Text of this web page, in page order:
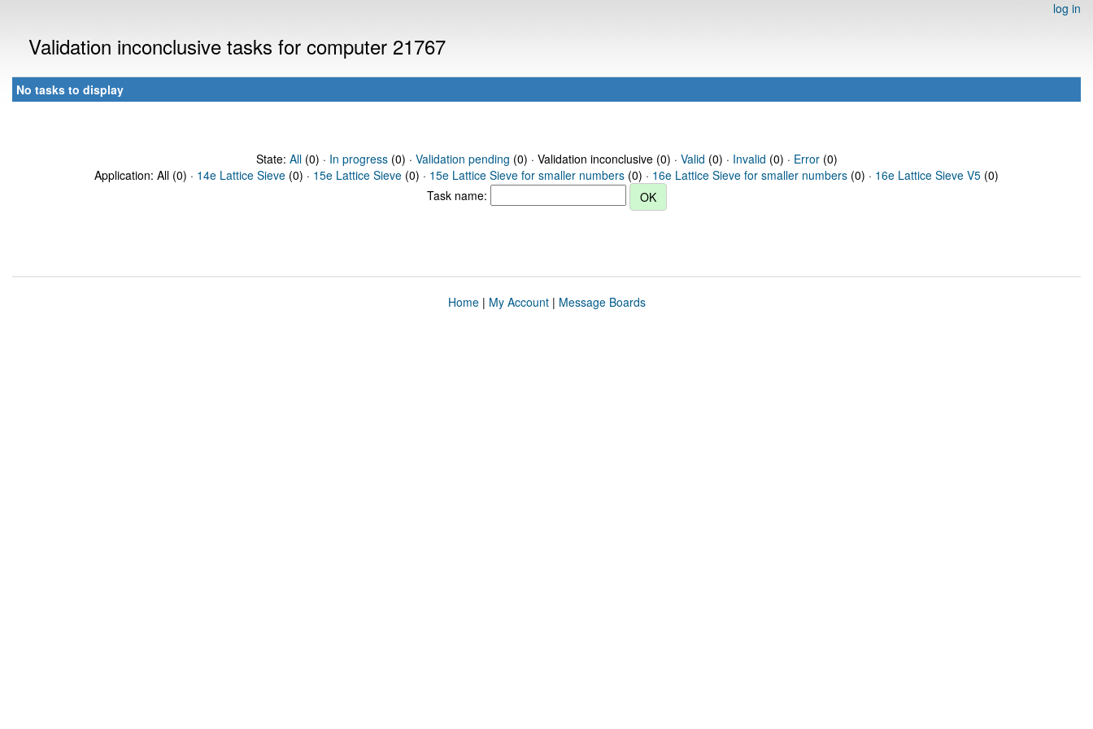
log in
Validation inconclusive tasks for computer 21767
No tasks to display
State: All(0) · In progress(0) · Validation pending (0) · Validation inconclusive (0) · Valid (0) · Invalid (0) · Error(0)
Application: All (0) · 14e Lattice Sieve (0) · 15e Lattice Sieve (0) · 15e Lattice Sieve for smaller numbers (0) · 16e Lattice Sieve for smaller numbers (0) · 16e Lattice Sieve V5 (0)
Task name:
Home| My Account| Message Boards